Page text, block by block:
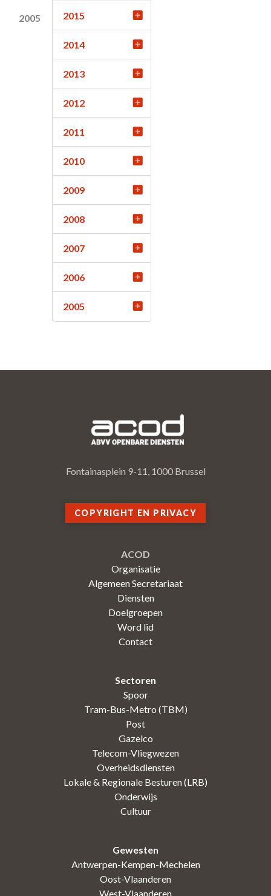
2005 2015
2014
2013
2012
2011
2010
2009
2008
2007
2006
2005
Fontainasplein 9-11, 1000 Brussel
COPYRIGHT EN PRIVACY
ACOD
Organisatie
Algemeen Secretariaat
Diensten
Doelgroepen
Word lid
Contact
Sectoren
Spoor
Tram-Bus-Metro (TBM)
Post
Gazelco
Telecom-Vliegwezen
Overheidsdiensten
Lokale & Regionale Besturen (LRB)
Onderwijs
Cultuur
Gewesten
Antwerpen-Kempen-Mechelen
Oost-Vlaanderen
West-Vlaanderen